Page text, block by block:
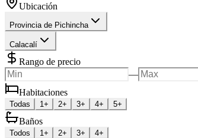
Ubicación
Provincia de Pichincha
Calacalí
Rango de precio
—
Habitaciones
Todas 1+ 2+ 3+ 4+ 5+
Baños
Todos 1+ 2+ 3+ 4+